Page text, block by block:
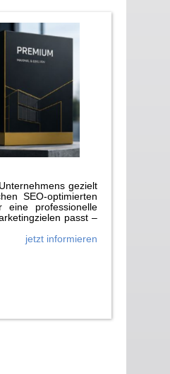
gezielt
SEO-optimierten
eine professionelle
passt –
jetzt informieren